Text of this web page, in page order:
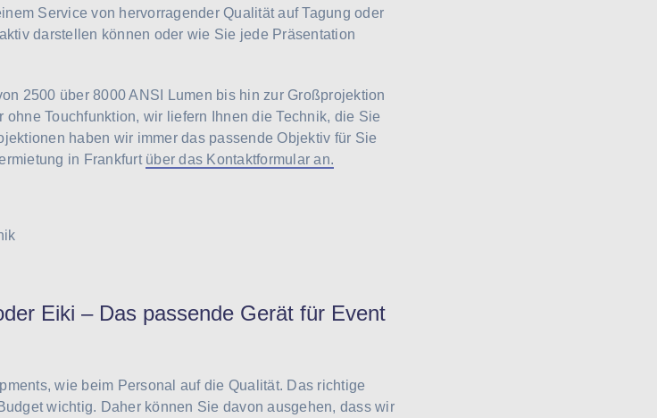
Service von hervorragender Qualität auf Tagung oder
darstellen können oder wie Sie jede Präsentation
2500 über 8000 ANSI Lumen bis hin zur Großprojektion
Touchfunktion, wir liefern Ihnen die Technik, die Sie
haben wir immer das passende Objektiv für Sie
in Frankfurt über das Kontaktformular an.
Eiki – Das passende Gerät für Event
wie beim Personal auf die Qualität. Das richtige
wichtig. Daher können Sie davon ausgehen, dass wir